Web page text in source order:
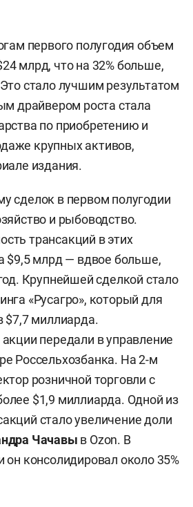
первого полугодия объем
млрд, что на 32% больше,
стало лучшим результатом
драйвером роста стала
по приобретению и
крупных активов,
издания.
сделок в первом полугодии
и рыбоводство.
трансакций в этих
$9,5 млрд — вдвое больше,
Крупнейшей сделкой стало
«Русагро», который для
$7,7 миллиарда.
передали в управление
Россельхозбанка. На 2-м
розничной торговли с
$1,9 миллиарда. Одной из
стало увеличение доли
Чачавы в Ozon. В
он консолидировал около 35%